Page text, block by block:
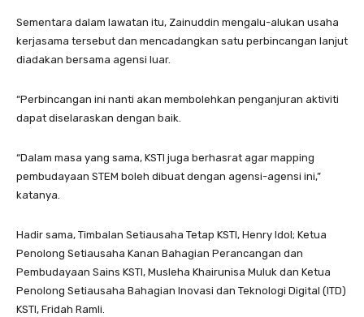
Sementara dalam lawatan itu, Zainuddin mengalu-alukan usaha
kerjasama tersebut dan mencadangkan satu perbincangan lanjut
diadakan bersama agensi luar.
“Perbincangan ini nanti akan membolehkan penganjuran aktiviti
dapat diselaraskan dengan baik.
“Dalam masa yang sama, KSTI juga berhasrat agar mapping
pembudayaan STEM boleh dibuat dengan agensi-agensi ini,”
katanya.
Hadir sama, Timbalan Setiausaha Tetap KSTI, Henry Idol; Ketua
Penolong Setiausaha Kanan Bahagian Perancangan dan
Pembudayaan Sains KSTI, Musleha Khairunisa Muluk dan Ketua
Penolong Setiausaha Bahagian Inovasi dan Teknologi Digital (ITD)
KSTI, Fridah Ramli.